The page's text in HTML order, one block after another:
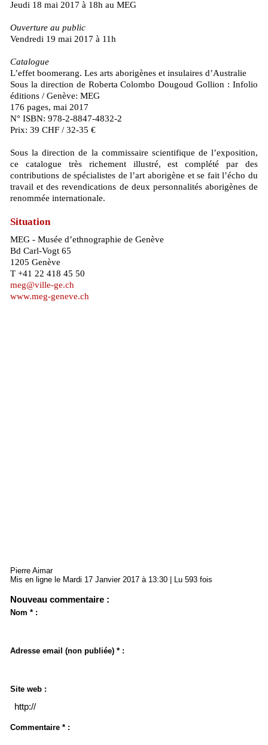
Jeudi 18 mai 2017 à 18h au MEG
Ouverture au public
Vendredi 19 mai 2017 à 11h
Catalogue
L’effet boomerang. Les arts aborigènes et insulaires d’Australie
Sous la direction de Roberta Colombo Dougoud Gollion : Infolio
éditions / Genève: MEG
176 pages, mai 2017
N° ISBN: 978-2-8847-4832-2
Prix: 39 CHF / 32-35 €
Sous la direction de la commissaire scientifique de l’exposition,
ce catalogue très richement illustré, est complété par des
contributions de spécialistes de l’art aborigène et se fait l’écho du
travail et des revendications de deux personnalités aborigènes de
renommée internationale.
Situation
MEG - Musée d’ethnographie de Genève
Bd Carl-Vogt 65
1205 Genève
T +41 22 418 45 50
meg@ville-ge.ch
www.meg-geneve.ch
Pierre Aimar
Mis en ligne le Mardi 17 Janvier 2017 à 13:30 | Lu 593 fois
Nouveau commentaire :
Nom * :
Adresse email (non publiée) * :
Site web :
Commentaire * :